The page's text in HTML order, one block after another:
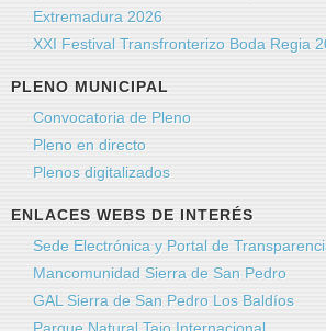
Extremadura 2026
XXI Festival Transfronterizo Boda Regia
PLENO MUNICIPAL
Convocatoria de Pleno
Pleno en directo
Plenos digitalizados
ENLACES WEBS DE INTERÉS
Sede Electrónica y Portal de
Mancomunidad Sierra de San Pedro
GAL Sierra de San Pedro Los Baldíos